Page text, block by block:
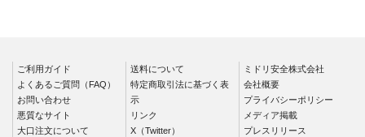
ご利用ガイド
よくあるご質問（FAQ）
お問い合わせ
悪質なサイト
大口注文について
送料について
特定商取引法に基づく表
示
リンク
X（Twitter）
ミドリ安全株式会社
会社概要
プライバシーポリシー
メディア掲載
プレスリリース